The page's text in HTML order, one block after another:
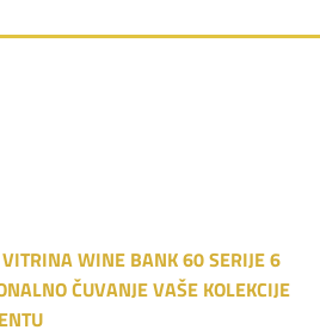
WINE BANK 60 SERIJE 6
ČUVANJE VAŠE KOLEKCIJE